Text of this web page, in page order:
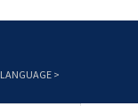
LANGUAGE >